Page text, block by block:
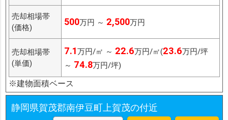
売却相場帯
(価格)
500万円 ～ 2,500万円
売却相場帯
(単価)
7.1万円/㎡ ～ 22.6万円/㎡(23.6万円/坪
～ 74.8万円/坪)
※建物面積ベース
静岡県賀茂郡南伊豆町上賀茂の付近